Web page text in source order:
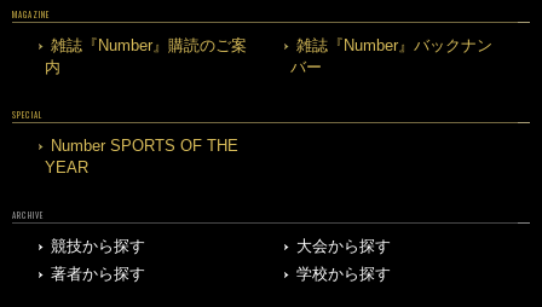
MAGAZINE
雑誌『Number』購読のご案
内
雑誌『Number』バックナン
バー
SPECIAL
Number SPORTS OF THE
YEAR
ARCHIVE
競技から探す
大会から探す
著者から探す
学校から探す